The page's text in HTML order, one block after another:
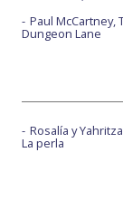
Paul McCartney,
Dungeon Lane
Rosalía y
La perla